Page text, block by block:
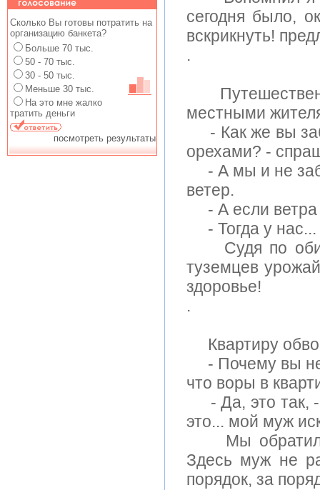
Сколько Вы готовы потратить на
организацию банкета?
Больше 70 тыс.
50 - 70 тыс.
30 - 50 тыс.
Меньше 30 тыс.
На это мне жалко
тратить деньги
посмотреть результаты
сегодня было,
вскрикнуть!
.
местными
- Как же вы
орехами? -
- А мы и не
ветеp.
- А если ветра
- Тогда у нас...
Судя по
туземцев
здоровье!
.
Квартиру
- Почему вы не
что воры в
- Да, это так, -
это... мой муж
Мы обратили
Здесь муж не
порядок, за